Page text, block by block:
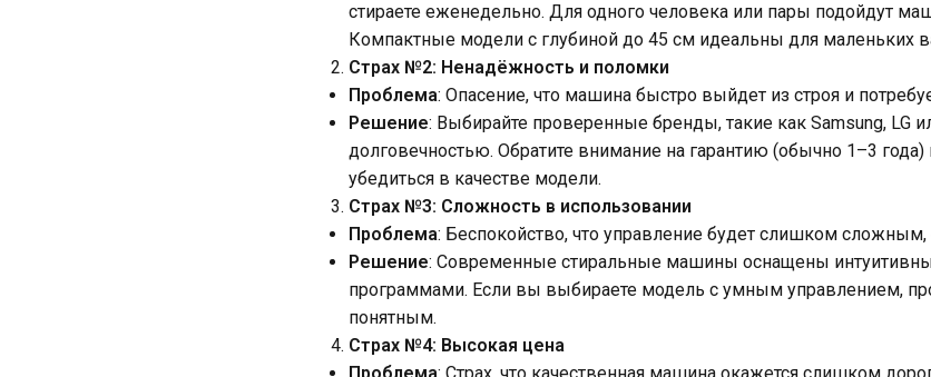
стираете еженедельно. Для одного человека или пары подойдут
Компактные модели с глубиной до 45 см идеальны для маленьких
Страх №2: Ненадёжность и поломки
Проблема: Опасение, что машина быстро выйдет из строя и
Решение: Выбирайте проверенные бренды, такие как Samsung, LG
долговечностью. Обратите внимание на гарантию (обычно 1–3
убедиться в качестве модели.
Страх №3: Сложность в использовании
Проблема: Беспокойство, что управление будет слишком
Решение: Современные стиральные машины оснащены
программами. Если вы выбираете модель с умным управлением,
понятным.
Страх №4: Высокая цена